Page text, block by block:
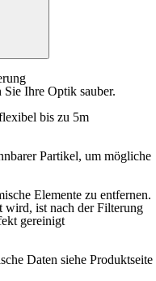
Sie Ihre Optik sauber.
bis zu 5m
Partikel, um mögliche
Elemente zu entfernen.
ist nach der Filterung
gereinigt
Daten siehe Produktseite